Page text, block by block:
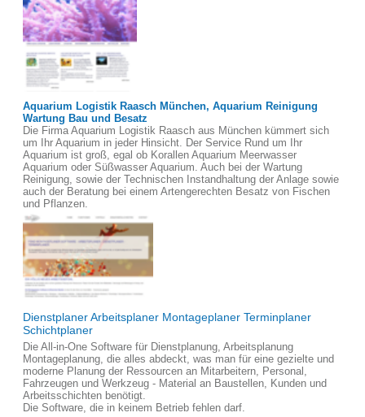
Aquarium Logistik Raasch München, Aquarium Reinigung
Wartung Bau und Besatz
Die Firma Aquarium Logistik Raasch aus München kümmert sich
um Ihr Aquarium in jeder Hinsicht. Der Service Rund um Ihr
Aquarium ist groß, egal ob Korallen Aquarium Meerwasser
Aquarium oder Süßwasser Aquarium. Auch bei der Wartung
Reinigung, sowie der Technischen Instandhaltung der Anlage sowie
auch der Beratung bei einem Artengerechten Besatz von Fischen
und Pflanzen.
Dienstplaner Arbeitsplaner Montageplaner Terminplaner
Schichtplaner
Die All-in-One Software für Dienstplanung, Arbeitsplanung
Montageplanung, die alles abdeckt, was man für eine gezielte und
moderne Planung der Ressourcen an Mitarbeitern, Personal,
Fahrzeugen und Werkzeug - Material an Baustellen, Kunden und
Arbeitsschichten benötigt.
Die Software, die in keinem Betrieb fehlen darf.